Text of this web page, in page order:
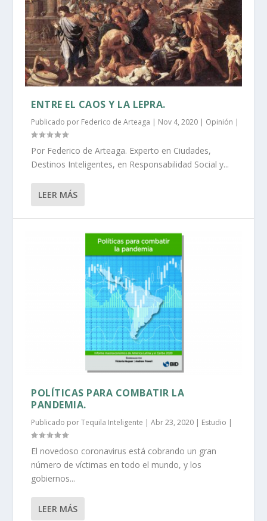
ENTRE EL CAOS Y LA LEPRA.
Publicado por Federico de Arteaga | Nov 4, 2020 | Opinión |
Por Federico de Arteaga. Experto en Ciudades,
Destinos Inteligentes, en Responsabilidad Social y...
LEER MÁS
POLÍTICAS PARA COMBATIR LA
PANDEMIA.
Publicado porTequila Inteligente |Abr 23, 2020 | Estudio |
El novedoso coronavirus está cobrando un gran
número de víctimas en todo el mundo, y los
gobiernos...
LEER MÁS